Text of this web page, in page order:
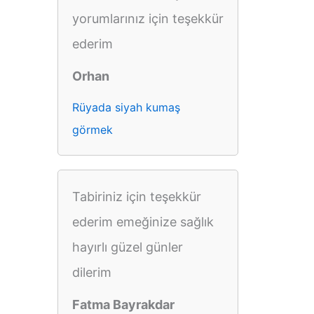
yorumlarınız için teşekkür
ederim
Orhan
Rüyada siyah kumaş
görmek
Tabiriniz için teşekkür
ederim emeğinize sağlık
hayırlı güzel günler
dilerim
Fatma Bayrakdar